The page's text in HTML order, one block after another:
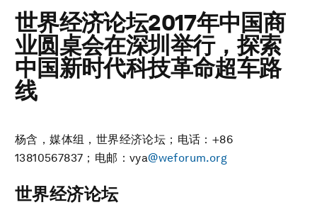
世界经济论坛2017年中国商
业圆桌会在深圳举行，探索
中国新时代科技革命超车路
线
杨含，媒体组，世界经济论坛；电话：+86
13810567837；电邮：vya@weforum.org
世界经济论坛